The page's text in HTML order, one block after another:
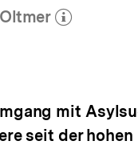
(Mehr zum Autor)
mit
seit der